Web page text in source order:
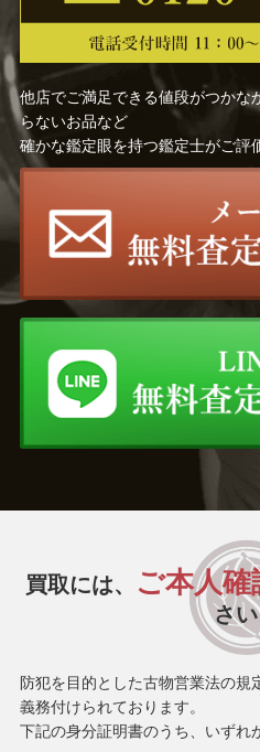
他店でご満足できる値段がつかな
らないお品など
確かな鑑定眼を持つ鑑定士がご評
買取には、 ご本人確
さい
防犯を目的とした古物営業法の規
義務付けられております。
下記の身分証明書のうち、いずれ